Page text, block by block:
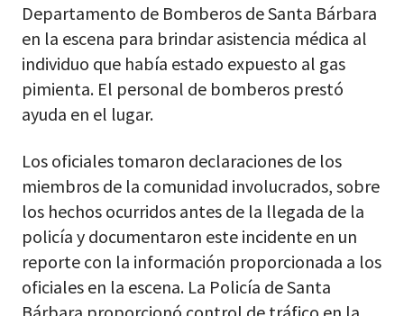
Departamento de Bomberos de Santa Bárbara
en la escena para brindar asistencia médica al
individuo que había estado expuesto al gas
pimienta. El personal de bomberos prestó
ayuda en el lugar.
Los oficiales tomaron declaraciones de los
miembros de la comunidad involucrados, sobre
los hechos ocurridos antes de la llegada de la
policía y documentaron este incidente en un
reporte con la información proporcionada a los
oficiales en la escena. La Policía de Santa